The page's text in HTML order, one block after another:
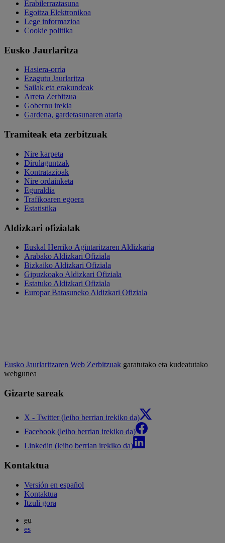
Erabilerraztasuna
Egoitza Elektronikoa
Lege informazioa
Cookie politika
Eusko Jaurlaritza
Hasiera-orria
Ezagutu Jaurlaritza
Sailak eta erakundeak
Arreta Zerbitzua
Gobernu irekia
Gardena, gardetasunaren ataria
Tramiteak eta zerbitzuak
Nire karpeta
Dirulaguntzak
Kontratazioak
Nire ordainketa
Eguraldia
Trafikoaren egoera
Estatistika
Aldizkari ofizialak
Euskal Herriko Agintaritzaren Aldizkaria
Arabako Aldizkari Ofiziala
Bizkaiko Aldizkari Ofiziala
Gipuzkoako Aldizkari Ofiziala
Estatuko Aldizkari Ofiziala
Europar Batasuneko Aldizkari Ofiziala
Eusko Jaurlaritzaren Web Zerbitzuak garatutako eta kudeatutako
webgunea
Gizarte sareak
X - Twitter (leiho berrian irekiko da)
Facebook (leiho berrian irekiko da)
Linkedin (leiho berrian irekiko da)
Kontaktua
Versión en español
Kontaktua
Itzuli gora
eu
es